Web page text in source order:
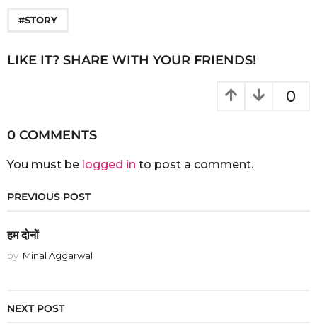
#STORY
LIKE IT? SHARE WITH YOUR FRIENDS!
0
0 COMMENTS
You must be logged in to post a comment.
PREVIOUS POST
हम दोनों
by Minal Aggarwal
NEXT POST